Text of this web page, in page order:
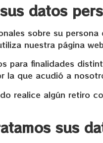
datos
sobre su
nuestra página
para finalidades
la que acudió a
realice algún retiro
sus